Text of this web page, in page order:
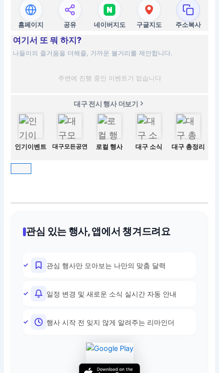
홈페이지 공유 네이버지도 구글지도 주소복사
여기서 또 뭐 하지?
나들이의 즐거움을 더해줄, 가까운 볼거리를 제안합니다.
주변에 진행 중인 이벤트가 없습니다
대구 전시 행사 더보기
인기이벤트 대구모든공연 로컬 행사 대구 소식 대구 총정리
관심 있는 행사, 앱에서 챙겨드려요
관심 행사만 모아보는 나만의 맞춤 달력
일정 변경 및 새로운 소식 실시간 자동 안내
행사 시작 전 잊지 않게 알려주는 리마인더